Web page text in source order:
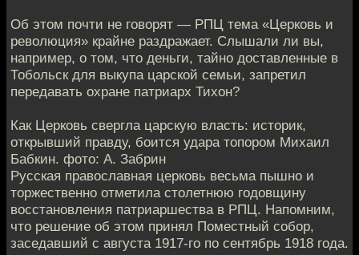
Об этом почти не говорят — РПЦ тема «Церковь и
революция» крайне раздражает. Слышали ли вы,
например, о том, что деньги, тайно доставленные в
Тобольск для выкупа царской семьи, запретил
передавать охране патриарх Тихон?
Как Церковь свергла царскую власть: историк,
открывший правду, боится удара топором Михаил
Бабкин. фото: А. Забрин
Русская православная церковь весьма пышно и
торжественно отметила столетнюю годовщину
восстановления патриаршества в РПЦ. Напомним,
что решение об этом принял Поместный собор,
заседавший с августа 1917-го по сентябрь 1918 года.